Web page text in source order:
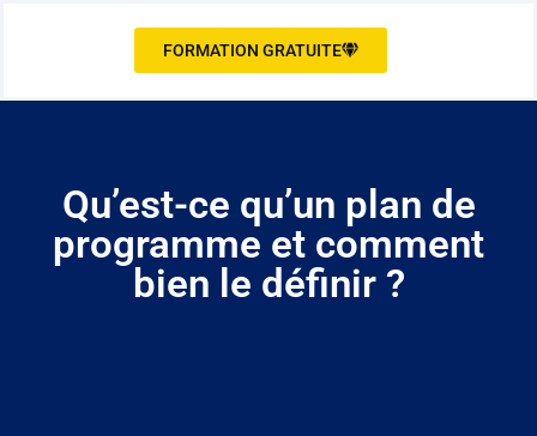
FORMATION GRATUITE
Qu’est-ce qu’un plan de
programme et comment
bien le définir ?